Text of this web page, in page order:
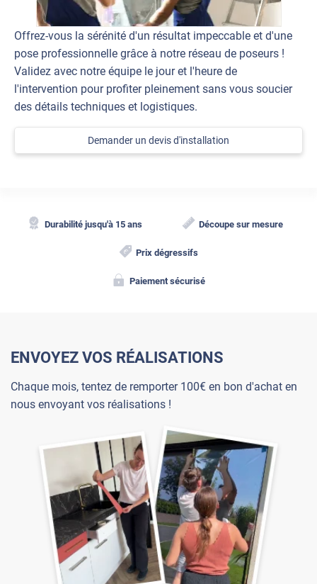
Offrez-vous la sérénité d'un résultat impeccable et d'une
pose professionnelle grâce à notre réseau de poseurs !
Validez avec notre équipe le jour et l'heure de
l'intervention pour profiter pleinement sans vous soucier
des détails techniques et logistiques.
Demander un devis d'installation
Durabilité jusqu'à 15 ans Découpe sur mesure
Prix dégressifs
Paiement sécurisé
ENVOYEZ VOS RÉALISATIONS
Chaque mois, tentez de remporter 100€ en bon d'achat en
nous envoyant vos réalisations !